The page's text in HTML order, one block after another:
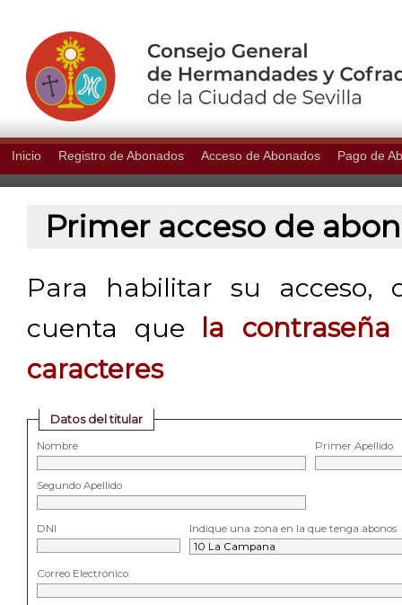
Inicio Registro de Abonados Acceso de Abonados Pago de
Primer acceso de
Para habilitar su acceso,
cuenta que
la
caracteres
Datos del titular
Nombre Primer Apellido
Segundo Apellido
DNI Indique una zona en la que tenga abonos
Correo Electrónico: